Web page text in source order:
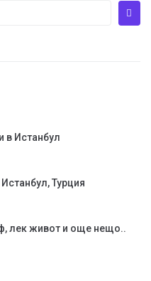
в Истанбул
Турция
лек живот и още нещо..